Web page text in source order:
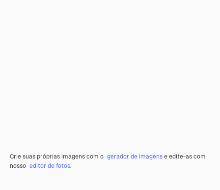
Crie suas próprias imagens com o gerador de imagense edite-as com
nosso editor de fotos.